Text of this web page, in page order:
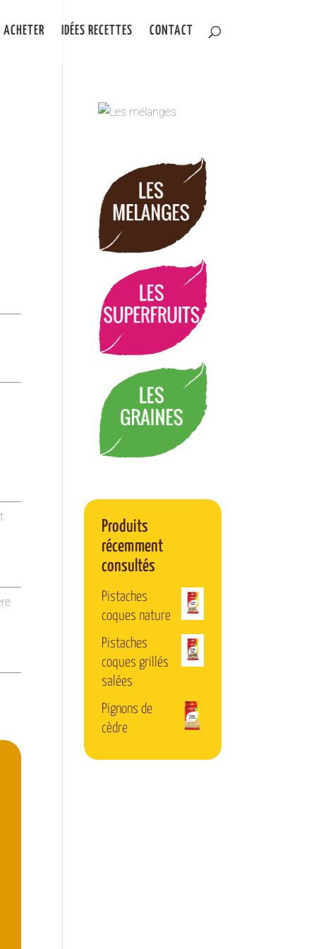
ACHETER IDÉES RECETTES CONTACT
Produits
récemment
consultés
Pistaches
coques nature
Pistaches
coques grillés
salées
Pignons de
cèdre